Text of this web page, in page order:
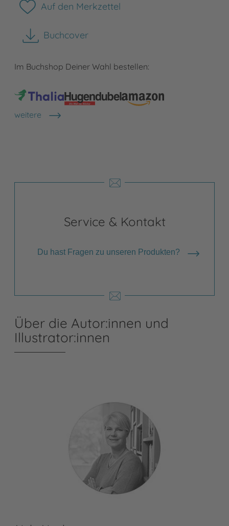
Auf den Merkzettel
Buchcover
herunterladen
Im Buchshop Deiner Wahl bestellen:
weitere
Shops anzeigen
Service & Kontakt
Du hast Fragen zu unseren Produkten?
Über die Autor:innen und
Illustrator:innen